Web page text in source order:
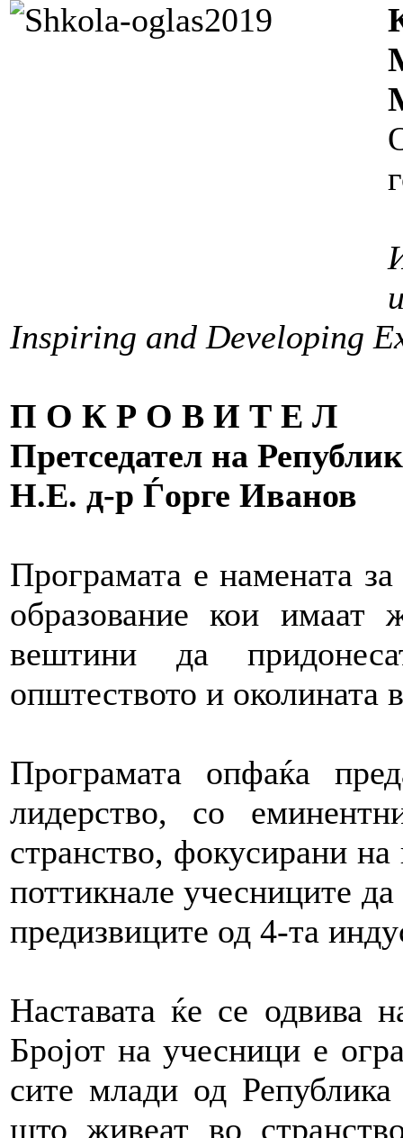
Inspiring and Developing
П О К Р О В И Т Е Л
Претседател на
Н.Е. д-р Ѓорге Иванов
Програмата е намената
образование кои имаат
вештини да
општеството и околината
Програмата опфаќа
лидерство, со
странство, фокусирани на
поттикнале учесниците
предизвиците од 4-та
Наставата ќе се одвива
Бројот на учесници е
сите млади од
што живеат во